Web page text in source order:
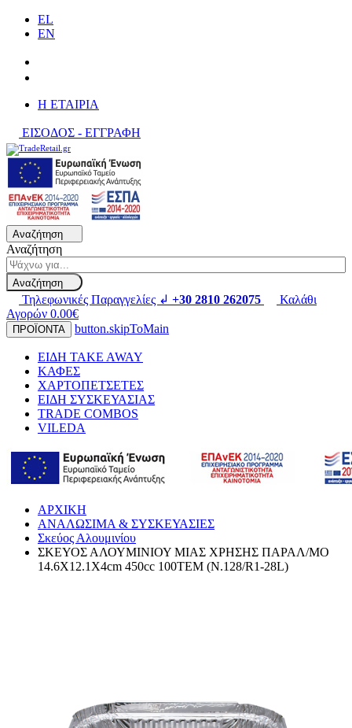
EL
EN
H ΕΤΑΙΡΙΑ
ΕΙΣΟΔΟΣ - ΕΓΓΡΑΦΗ
Αναζήτηση
Αναζήτηση
Αναζήτηση
Τηλεφωνικές Παραγγελίες ↲ +30 2810 262075
Καλάθι
Αγορών 0.00€
ΠΡΟΪΟΝΤΑ button.skipToMain
ΕΙΔΗ TAKE AWAY
ΚΑΦΕΣ
ΧΑΡΤΟΠΕΤΣΕΤΕΣ
ΕΙΔΗ ΣΥΣΚΕΥΑΣΙΑΣ
TRADE COMBOS
VILEDA
ΑΡΧΙΚΗ
ΑΝΑΛΩΣΙΜΑ & ΣΥΣΚΕΥΑΣΙΕΣ
Σκεύος Αλουμινίου
ΣΚΕΥΟΣ ΑΛΟΥΜΙΝΙΟΥ ΜΙΑΣ ΧΡΗΣΗΣ ΠΑΡΑΛ/ΜΟ
14.6X12.1X4cm 450cc 100ΤΕΜ (N.128/R1-28L)